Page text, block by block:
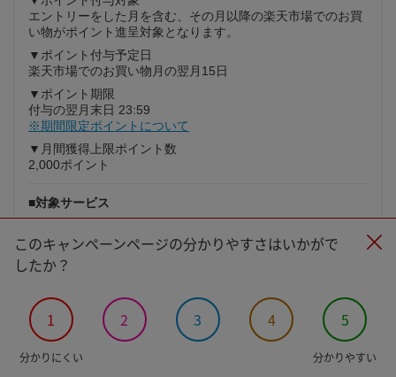
エントリーをした月を含む、その月以降の楽天市場でのお買
い物がポイント進呈対象となります。
▼ポイント付与予定日
楽天市場でのお買い物月の翌月15日
▼ポイント期限
付与の翌月末日 23:59
※期間限定ポイントについて
▼月間獲得上限ポイント数
2,000ポイント
■対象サービス
対象プラン：Rakuten最強プラン、Rakuten最強プラン（デ
ータタイプ）・Rakuten最強U-NEXT
※既に対象プランをご契約の方も対象になります。
※スーパーホーダイ・組み合わせプラン・コミコミプラン・
旧FREETEL SIM・DMM mobile SIMは特典対象外となりま
す。
※楽天モバイルデータSIM（SMSあり）/データSIM（SMSな
このキャンペーンページの分かりやすさはいかがで
したか？
1 2 3 4 5
分かりにくい 分かりやすい